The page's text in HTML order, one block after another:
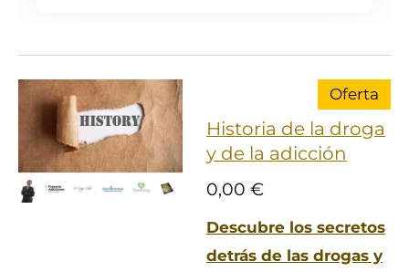
Oferta
Historia de la droga
y de la adicción
0,00 €
Descubre los secretos
detrás de las drogas y